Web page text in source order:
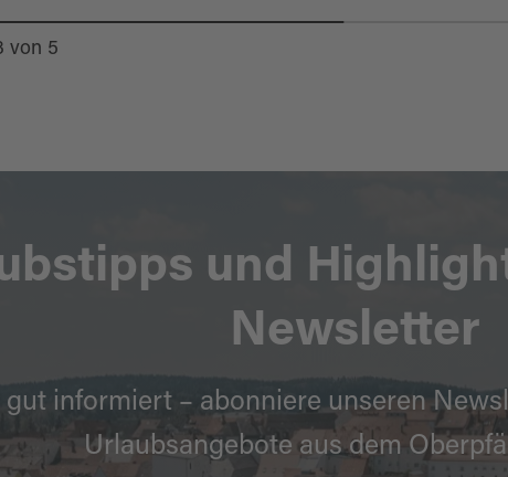
von 5
und
Newsletter
gut informiert – abonniere unseren
Urlaubsangebote aus dem